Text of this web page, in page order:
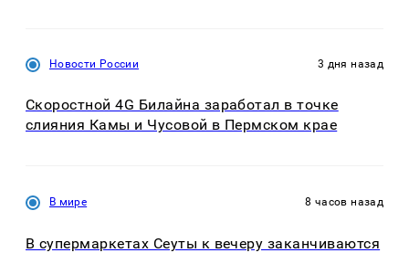
Новости России 3 дня назад
Скоростной 4G Билайна заработал в точке
слияния Камы и Чусовой в Пермском крае
В мире 8 часов назад
В супермаркетах Сеуты к вечеру заканчиваются